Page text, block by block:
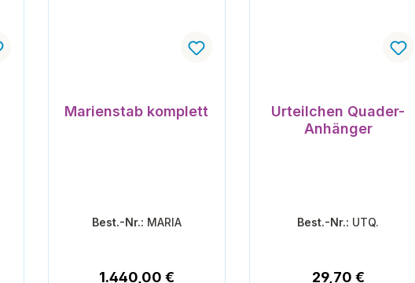
Marienstab komplett
Best.-Nr.: MARIA
Regulärer Preis:
1.440,00 €
Urteilchen Quader-
Anhänger
Best.-Nr.: UTQ.
Regulärer Preis:
29,70 €